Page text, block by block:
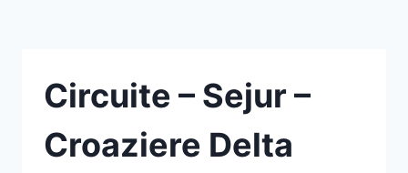
Circuite – Sejur –
Croaziere Delta